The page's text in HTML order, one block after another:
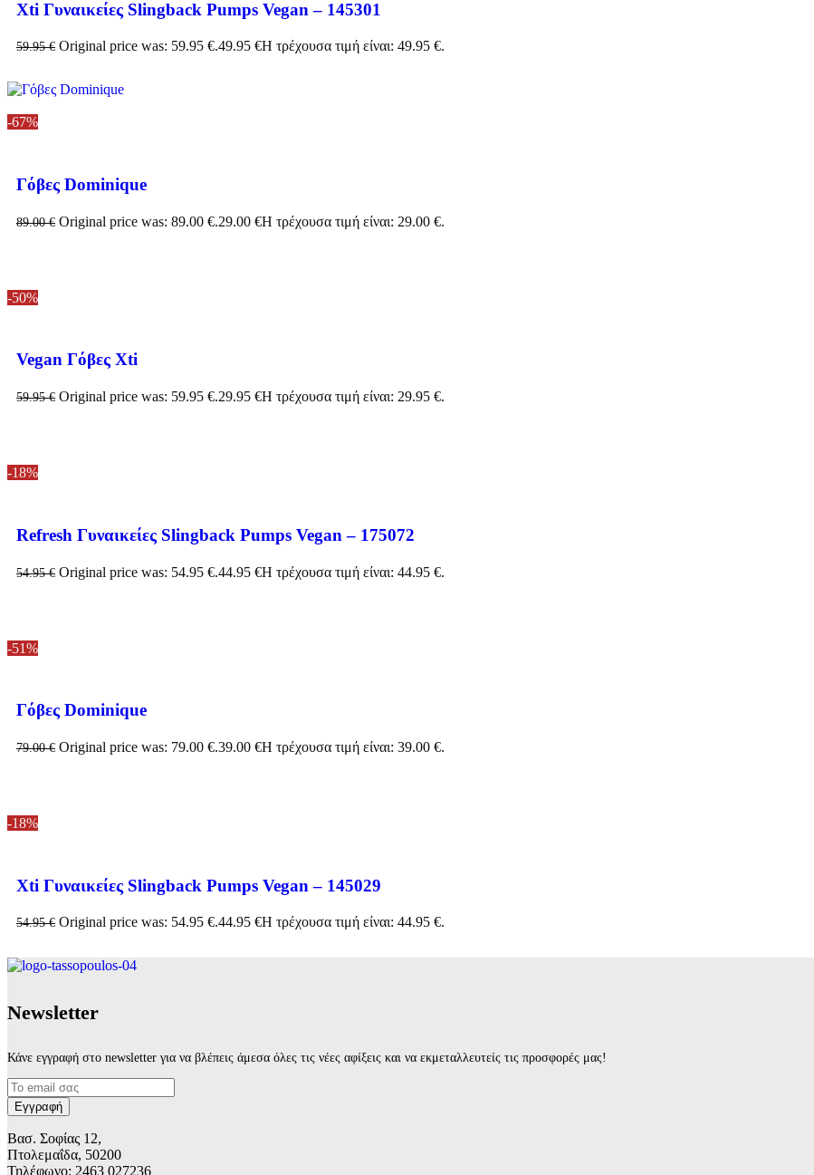
Xti Γυναικείες Slingback Pumps Vegan – 145301
59.95€ Original price was: 59.95 €.49.95 €Η τρέχουσα τιμή είναι: 49.95 €.
-67%
Γόβες Dominique
89.00€ Original price was: 89.00 €.29.00 €Η τρέχουσα τιμή είναι: 29.00 €.
-50%
Vegan Γόβες Xti
59.95€ Original price was: 59.95 €.29.95 €Η τρέχουσα τιμή είναι: 29.95 €.
-18%
Refresh Γυναικείες Slingback Pumps Vegan – 175072
54.95€ Original price was: 54.95 €.44.95 €Η τρέχουσα τιμή είναι: 44.95 €.
-51%
Γόβες Dominique
79.00€ Original price was: 79.00 €.39.00 €Η τρέχουσα τιμή είναι: 39.00 €.
-18%
Xti Γυναικείες Slingback Pumps Vegan – 145029
54.95€ Original price was: 54.95 €.44.95 €Η τρέχουσα τιμή είναι: 44.95 €.
Νewsletter
Κάνε εγγραφή στο newsletter για να βλέπεις άμεσα όλες τις νέες αφίξεις και να εκμεταλλευτείς τις προσφορές μας!
Βασ. Σοφίας 12,
Πτολεμαΐδα, 50200
Τηλέφωνο: 2463 027236